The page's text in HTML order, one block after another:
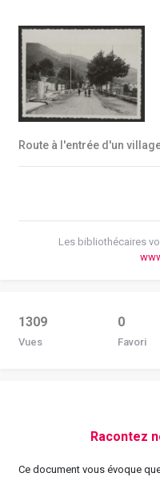
Route à l'entrée d'un
Les bibliothécaires
1309
Vues
0
Favori
Racontez
Ce document vous évoque